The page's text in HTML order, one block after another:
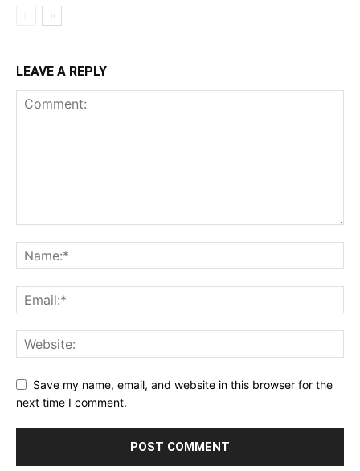
LEAVE A REPLY
Save my name, email, and website in this browser for the
next time I comment.